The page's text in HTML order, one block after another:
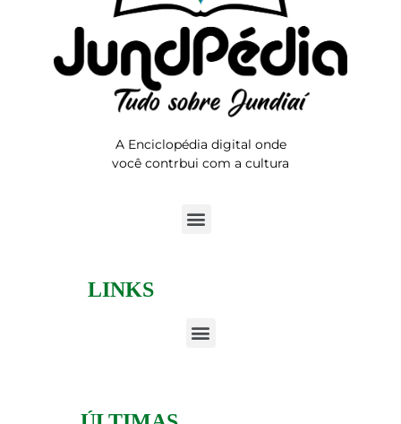
A Enciclopédia digital onde
você contrbui com a cultura
LINKS